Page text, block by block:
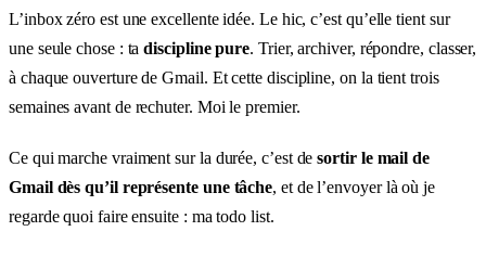
L’inbox zéro est une excellente idée. Le hic, c’est qu’elle tient sur
une seule chose : tadiscipline pure. Trier, archiver, répondre, classer,
à chaque ouverture de Gmail. Et cette discipline, on la tient trois
semaines avant de rechuter. Moi le premier.
Ce qui marche vraiment sur la durée, c’est desortir le mail de
Gmail dès qu’il représente une tâche, et de l’envoyer là où je
regarde quoi faire ensuite : ma todo list.